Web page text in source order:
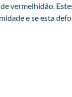
vermelhidão.
e se esta